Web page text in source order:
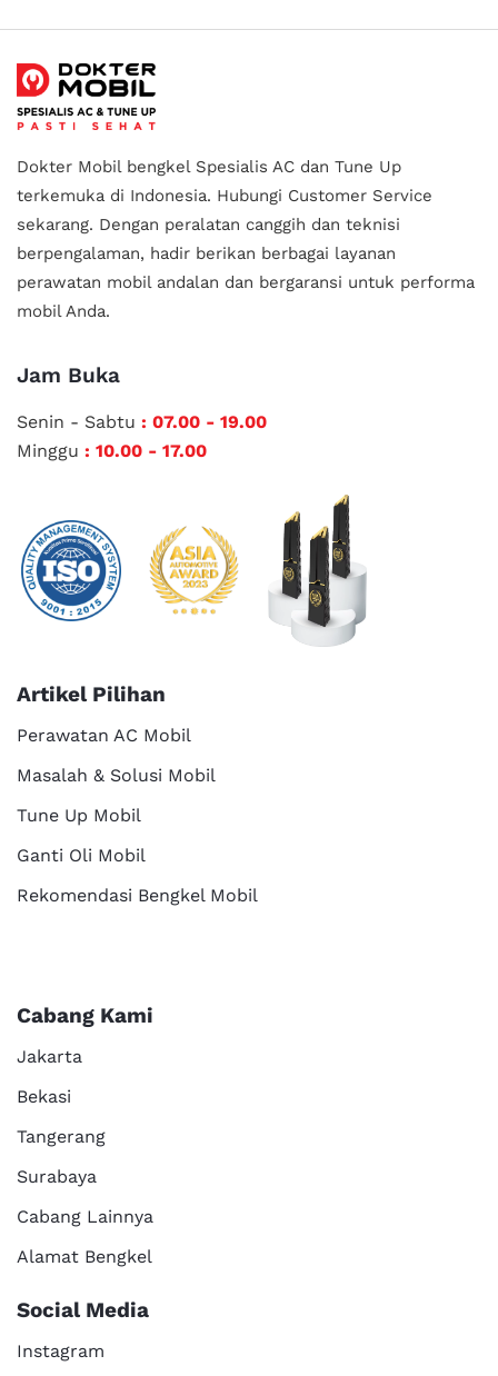
Dokter Mobil bengkel Spesialis AC dan Tune Up
terkemuka di Indonesia. Hubungi Customer Service
sekarang. Dengan peralatan canggih dan teknisi
berpengalaman, hadir berikan berbagai layanan
perawatan mobil andalan dan bergaransi untuk performa
mobil Anda.
Jam Buka
Senin - Sabtu : 07.00 - 19.00
Minggu : 10.00 - 17.00
Artikel Pilihan
Perawatan AC Mobil
Masalah & Solusi Mobil
Tune Up Mobil
Ganti Oli Mobil
Rekomendasi Bengkel Mobil
Cabang Kami
Jakarta
Bekasi
Tangerang
Surabaya
Cabang Lainnya
Alamat Bengkel
Social Media
Instagram